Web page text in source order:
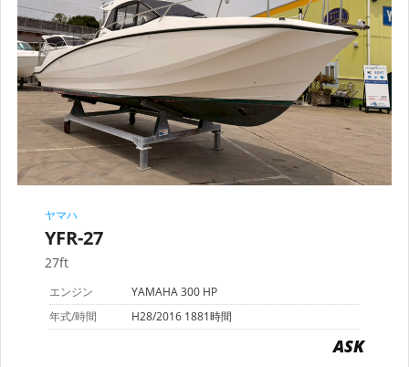
ヤマハ
YFR-27
27ft
エンジン
YAMAHA 300 HP
年式/時間
H28/2016 1881時間
ASK